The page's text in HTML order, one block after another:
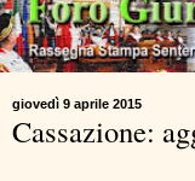
giovedì 9 aprile 2015
Cassazione: